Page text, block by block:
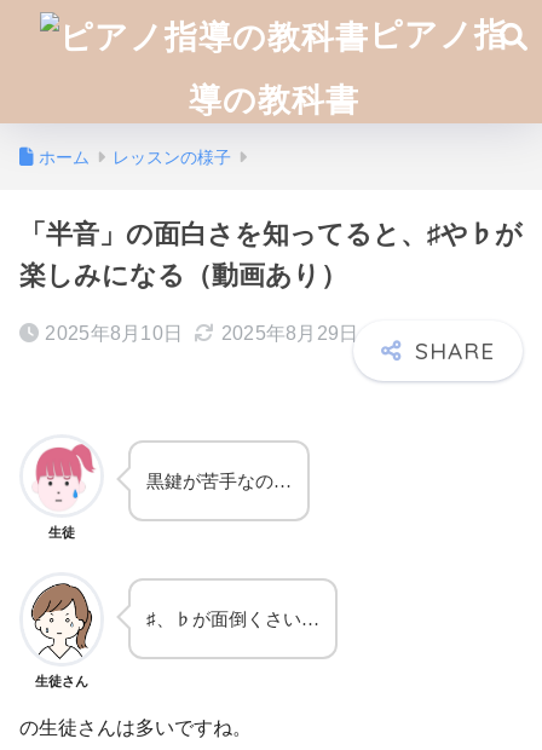
ピアノ指
導の教科書
ホーム レッスンの様子
「半音」の面白さを知ってると、♯や♭が
楽しみになる（動画あり）
2025年8月10日 2025年8月29日
生徒
黒鍵が苦手なの…
生徒さん
♯、♭が面倒くさい…
の生徒さんは多いですね。